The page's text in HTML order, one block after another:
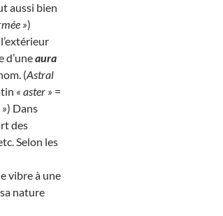
aussi bien
»)
d’uneaura
(Astral
« aster » =
) Dans
des
Selon les
vibre à une
sa nature